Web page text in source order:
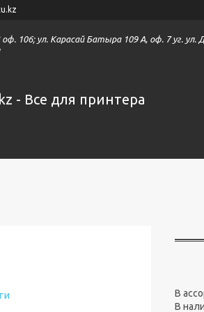
оф. 106; ул. Карасай Батыра 109 А, оф. 7 уг. ул.
- Все для принтера
В
В